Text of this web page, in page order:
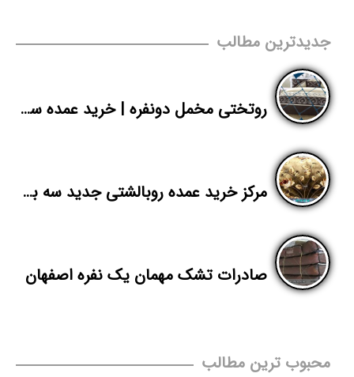
جدیدترین مطالب
روتختی مخمل دونفره | خرید عمده سرویس خواب عروس خارجی
مرکز خرید عمده روبالشتی جدید سه بعدی
صادرات تشک مهمان یک نفره اصفهان
محبوب ترین مطالب